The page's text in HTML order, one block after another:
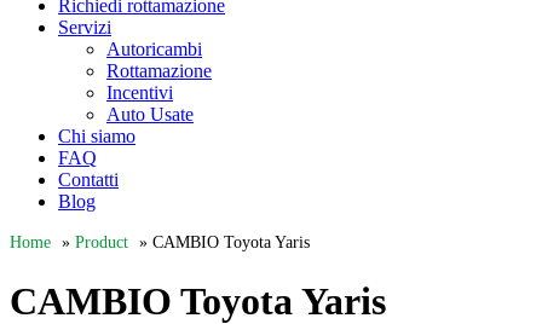
Richiedi rottamazione
Servizi
Autoricambi
Rottamazione
Incentivi
Auto Usate
Chi siamo
FAQ
Contatti
Blog
Home » Product » CAMBIO Toyota Yaris
CAMBIO Toyota Yaris